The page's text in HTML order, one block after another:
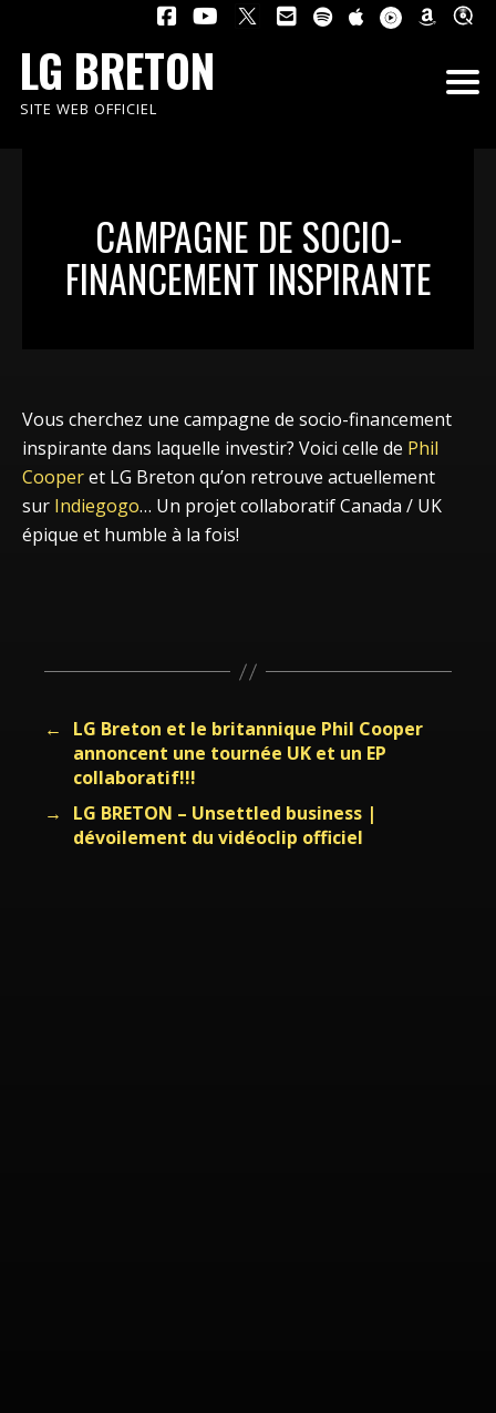
LG BRETON
SITE WEB OFFICIEL
CAMPAGNE DE SOCIO-
FINANCEMENT INSPIRANTE
Vous cherchez une campagne de socio-financement
inspirante dans laquelle investir? Voici celle de Phil
Cooperet LG Breton qu’on retrouve actuellement
sur Indiegogo… Un projet collaboratif Canada / UK
épique et humble à la fois!
←
LG Breton et le britannique Phil Cooper
annoncent une tournée UK et un EP
collaboratif!!!
→
LG BRETON – Unsettled business |
dévoilement du vidéoclip officiel